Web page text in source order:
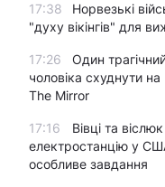
17:38
Норвезькі
"духу вікінгів" для
17:26
Один
чоловіка схуднути
The Mirror
17:16
Вівці та
електростанцію у
особливе завдання